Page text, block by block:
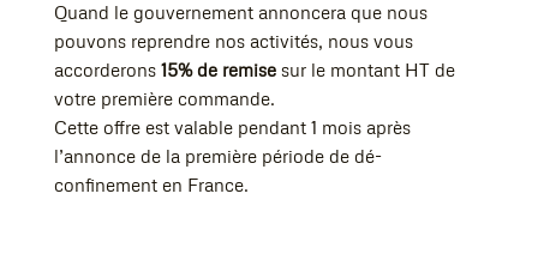
Quand le gouvernement annoncera que nous
pouvons reprendre nos activités, nous vous
accorderons 15% de remise sur le montant HT de
votre première commande.
Cette offre est valable pendant 1 mois après
l’annonce de la première période de dé-
confinement en France.